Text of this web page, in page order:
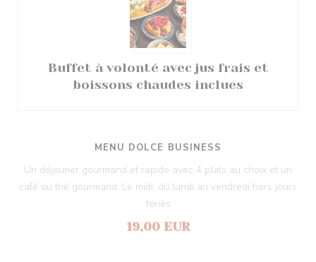
Buffet à volonté avec jus frais et
boissons chaudes inclues
MENU DOLCE BUSINESS
Un déjeuner gourmand et rapide avec 4 plats au choix et un
café ou thé gourmand. Le midi, du lundi au vendredi hors jours
fériés
19,00 EUR